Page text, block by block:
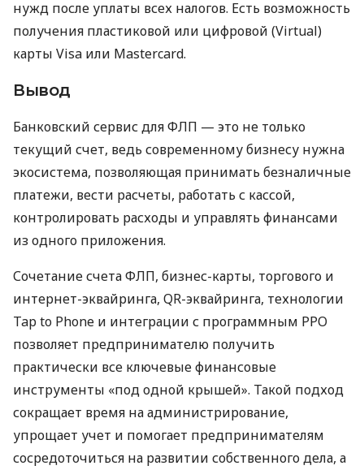
нужд после уплаты всех налогов. Есть возможность
получения пластиковой или цифровой (Virtual)
карты Visa или Mastercard.
Вывод
Банковский сервис для ФЛП — это не только
текущий счет, ведь современному бизнесу нужна
экосистема, позволяющая принимать безналичные
платежи, вести расчеты, работать с кассой,
контролировать расходы и управлять финансами
из одного приложения.
Сочетание счета ФЛП, бизнес-карты, торгового и
интернет-эквайринга, QR-эквайринга, технологии
Tap to Phone и интеграции с программным РРО
позволяет предпринимателю получить
практически все ключевые финансовые
инструменты «под одной крышей». Такой подход
сокращает время на администрирование,
упрощает учет и помогает предпринимателям
сосредоточиться на развитии собственного дела, а